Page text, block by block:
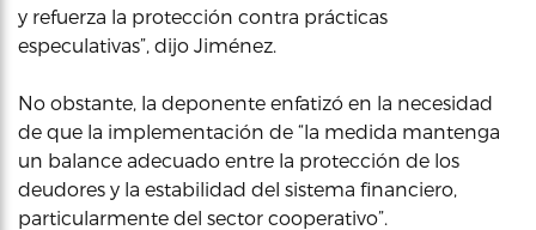
y refuerza la protección contra prácticas
especulativas”, dijo Jiménez.
No obstante, la deponente enfatizó en la necesidad
de que la implementación de “la medida mantenga
un balance adecuado entre la protección de los
deudores y la estabilidad del sistema financiero,
particularmente del sector cooperativo”.